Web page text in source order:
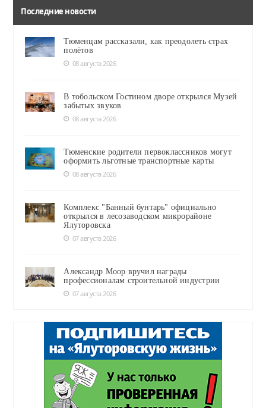
Последние новости
Тюменцам рассказали, как преодолеть страх
полётов
08 августа 2026
В тобольском Гостином дворе открылся Музей
забытых звуков
08 августа 2026
Тюменские родители первоклассников могут
оформить льготные транспортные карты
08 августа 2026
Комплекс "Банный бунтарь" официально
открылся в лесозаводском микрорайоне
Ялуторовска
07 августа 2026
Александр Моор вручил награды
профессионалам строительной индустрии
07 августа 2026